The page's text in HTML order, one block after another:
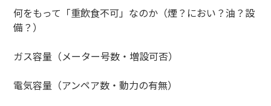
何をもって「重飲食不可」なのか（煙？におい？油？設
備？）
ガス容量（メーター号数・増設可否）
電気容量（アンペア数・動力の有無）